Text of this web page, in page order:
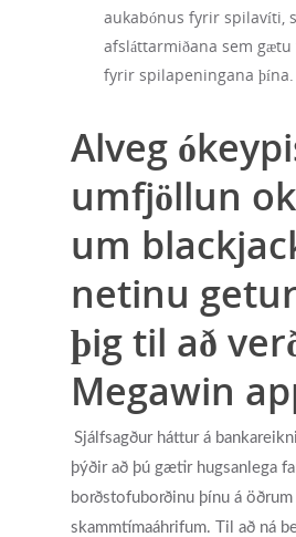
aukabónus fyrir spilavíti,
afsláttarmiðana sem
fyrir spilapeningana þína.
Alveg
umfjöllun
um
netinu
þig til að
Megawin
Sjálfsagður háttur á
þýðir að þú gætir hugsanlega
borðstofuborðinu þínu á öðrum
skammtímaáhrifum. Til að ná